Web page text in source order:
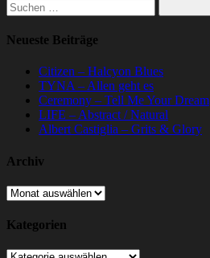
Neueste Beiträge
Citizen – Halcyon Blues
TYNA – Allen geht es
Ceremony – Tell Me Your Dream
LIFE – Abstract / Natural
Albert Castiglia – Grits & Glory
Archiv
Archiv
Kategorien